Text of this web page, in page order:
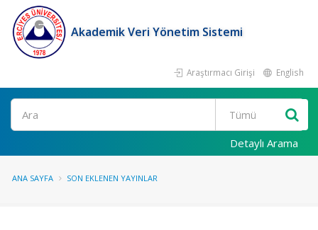
Akademik Veri Yönetim Sistemi
Araştırmacı Girişi English
Ara
Detaylı Arama
ANA SAYFA SON EKLENEN YAYINLAR